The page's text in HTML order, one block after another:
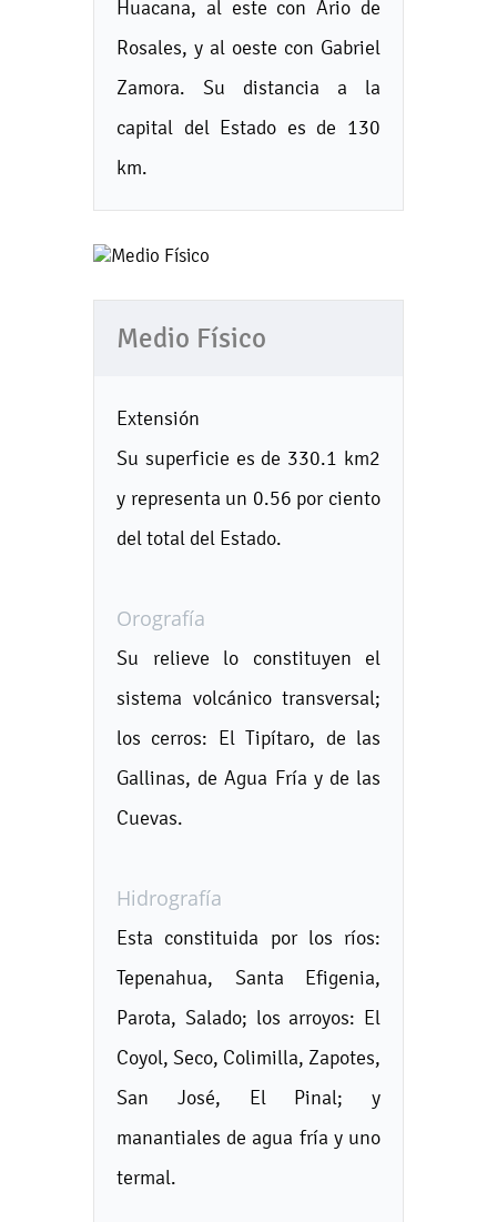
Huacana, al este con Ario de
Rosales, y al oeste con Gabriel
Zamora. Su distancia a la
capital del Estado es de 130
km.
Medio Físico
Extensión
Su superficie es de 330.1 km2
y representa un 0.56 por ciento
del total del Estado.
Orografía
Su relieve lo constituyen el
sistema volcánico transversal;
los cerros: El Tipítaro, de las
Gallinas, de Agua Fría y de las
Cuevas.
Hidrografía
Esta constituida por los ríos:
Tepenahua, Santa Efigenia,
Parota, Salado; los arroyos: El
Coyol, Seco, Colimilla, Zapotes,
San José, El Pinal; y
manantiales de agua fría y uno
termal.